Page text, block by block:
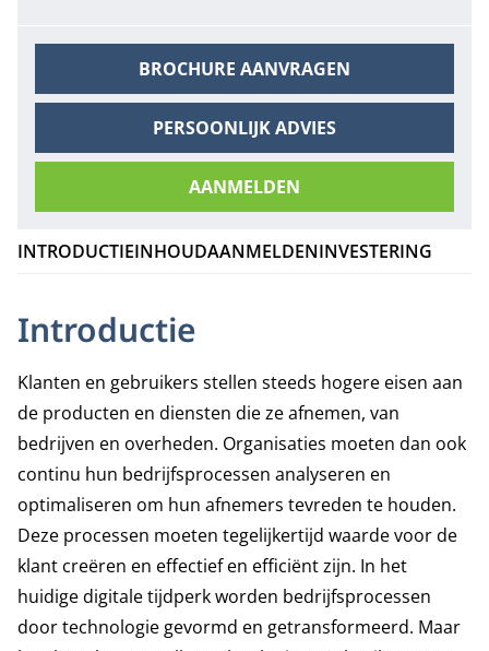
BROCHURE AANVRAGEN
PERSOONLIJK ADVIES
AANMELDEN
INTRODUCTIEINHOUDAANMELDENINVESTERING
Introductie
Klanten en gebruikers stellen steeds hogere eisen aan
de producten en diensten die ze afnemen, van
bedrijven en overheden. Organisaties moeten dan ook
continu hun bedrijfsprocessen analyseren en
optimaliseren om hun afnemers tevreden te houden.
Deze processen moeten tegelijkertijd waarde voor de
klant creëren en effectief en efficiënt zijn. In het
huidige digitale tijdperk worden bedrijfsprocessen
door technologie gevormd en getransformeerd. Maar